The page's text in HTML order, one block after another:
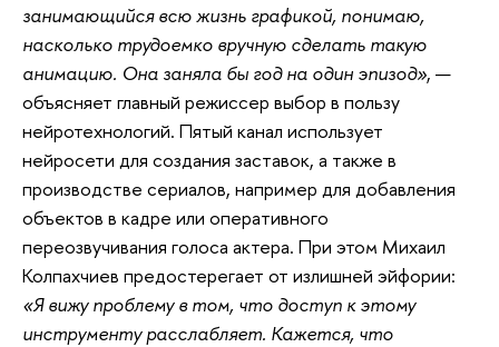
занимающийся всю жизнь графикой, понимаю,
насколько трудоемко вручную сделать такую
анимацию. Она заняла бы год на один эпизод», —
объясняет главный режиссер выбор в пользу
нейротехнологий. Пятый канал использует
нейросети для создания заставок, а также в
производстве сериалов, например для добавления
объектов в кадре или оперативного
переозвучивания голоса актера. При этом Михаил
Колпахчиев предостерегает от излишней эйфории:
«Я вижу проблему в том, что доступ к этому
инструменту расслабляет. Кажется, что